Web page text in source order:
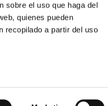
sobre el uso que haga del
quienes pueden
recopilado a partir del uso
Aviso legal